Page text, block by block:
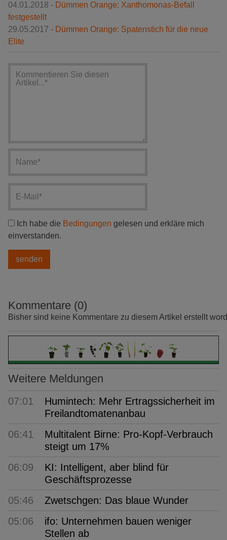
04.01.2018 - Dümmen Orange: Xanthomonas-Befall
festgestellt
29.05.2017 - Dümmen Orange: Spatenstich für die neue
Elite
Ich habe die Bedingungen gelesen und erkläre mich
einverstanden.
Kommentare (0)
Bisher sind keine Kommentare zu diesem Artikel erstellt
Weitere Meldungen
07:01
Humintech: Mehr Ertragssicherheit im
Freilandtomatenanbau
06:41
Multitalent Birne: Pro-Kopf-Verbrauch
steigt um 17%
06:09
KI: Intelligent, aber blind für
Geschäftsprozesse
05:46
Zwetschgen: Das blaue Wunder
05:06
ifo: Unternehmen bauen weniger
Stellen ab